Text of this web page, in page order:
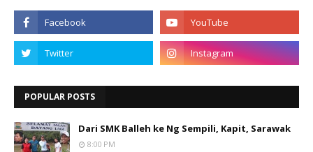
POPULAR POSTS
Dari SMK Balleh ke Ng Sempili, Kapit, Sarawak
8:00 PM